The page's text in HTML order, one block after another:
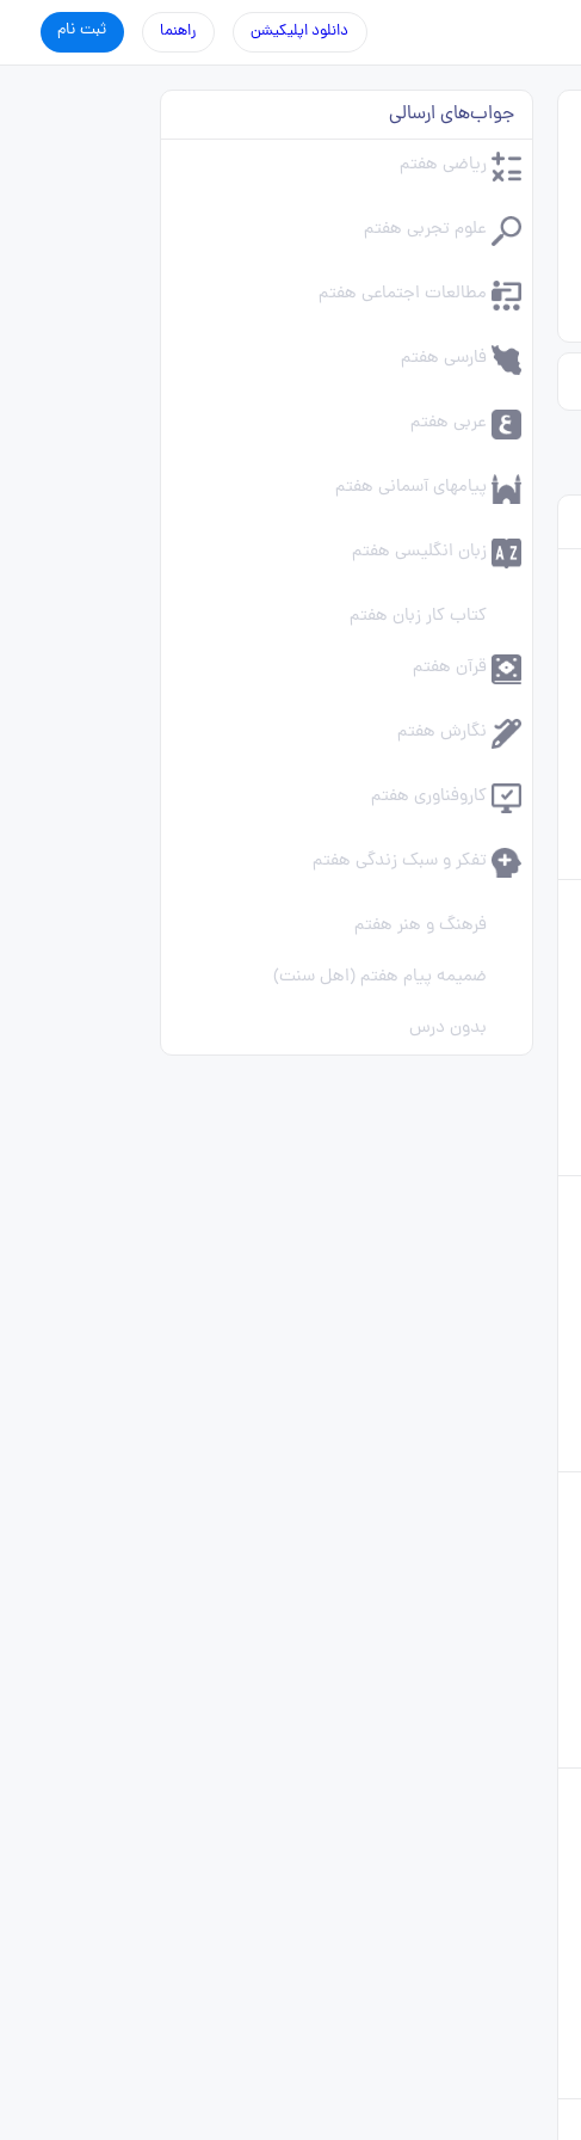
ثبت نام راهنما دانلود اپلیکیشن
جواب‌های ارسالی
ریاضی هفتم
علوم تجربی هفتم
مطالعات اجتماعی هفتم
فارسی هفتم
عربی هفتم
پیامهای آسمانی هفتم
زبان انگلیسی هفتم
کتاب کار زبان هفتم
قرآن هفتم
نگارش هفتم
کاروفناوری هفتم
تفکر و سبک زندگی هفتم
فرهنگ و هنر هفتم
ضمیمه پیام هفتم (اهل سنت)
بدون درس